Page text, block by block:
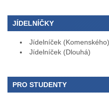
JÍDELNÍČKY
Jídelníček (Komenského)
Jídelníček (Dlouhá)
PRO STUDENTY